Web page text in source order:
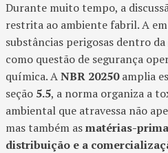
Durante muito tempo, a
restrita ao ambiente fabril. A
substâncias perigosas dentro
como questão de segurança
química. ANBR 20250amplia
seção 5.5, a norma organiza a
ambiental que atravessa não
mas também asmatérias-
distribuição e a